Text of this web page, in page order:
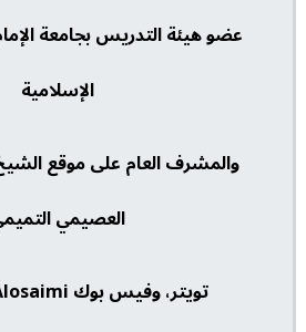
عضو هيئة التدريس بجامعة
الإسلامية
والمشرف العام على موقع
العصيمي
تويتر، وفيس بوك DrsalehAlosaimi@